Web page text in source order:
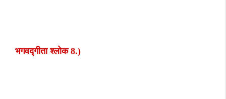
भगवद्गीता श्लोक 8.)